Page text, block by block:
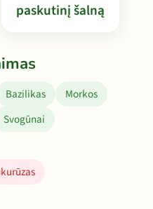
paskutinį šalną
Bazilikas
Morkos
Svogūnai